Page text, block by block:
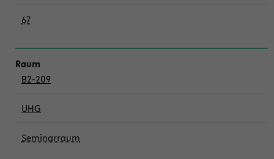
67
B2-209
UHG
Seminarraum